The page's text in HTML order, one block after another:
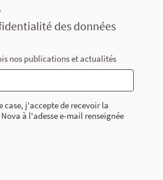
des données
nos publications et actualités
case, j'accepte de recevoir la
à l'adesse e-mail renseignée